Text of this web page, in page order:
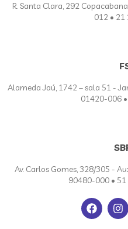
R. Santa Clara, 292
012 •
Alameda Jaú, 1742 – sala 51 -
01420-006
Av. Carlos Gomes, 328/305 -
90480-000 •